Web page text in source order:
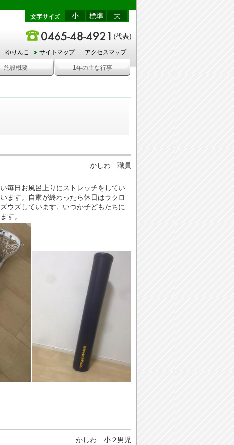
文字サイズ
大
標準
小
アクセスマップ
サイトマップ
ゆりんこ
施設概要 1年の主な行事
かしわ 職員
毎日お風呂上りにストレッチをしてい
ます。自粛が終わったら休日はラクロ
ウズしています。いつか子どもたちに
す。
かしわ 小２男児